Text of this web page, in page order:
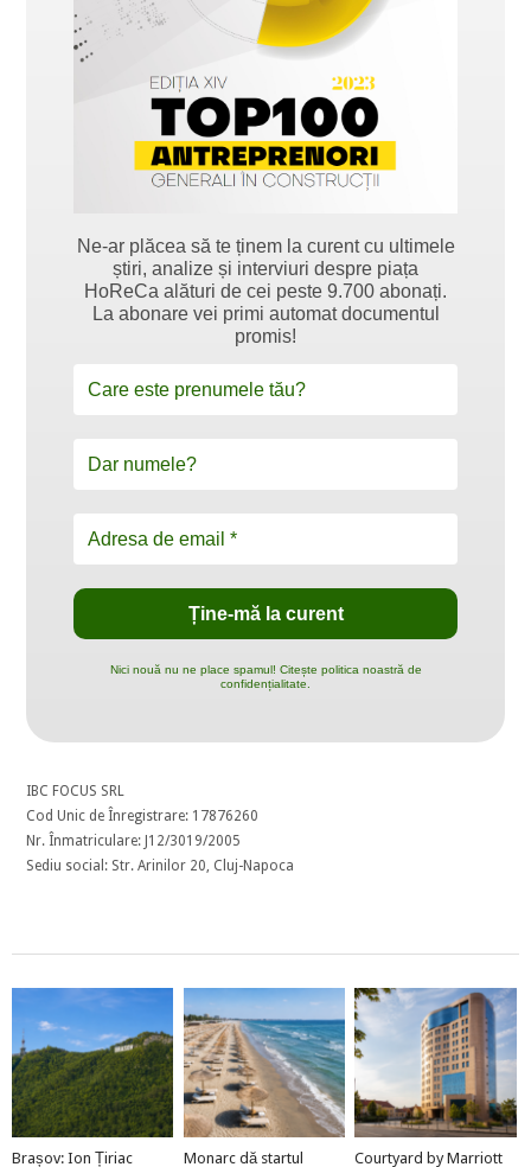
Ne-ar plăcea să te ținem la curent cu ultimele
știri, analize și interviuri despre piața
HoReCa alături de cei peste 9.700 abonați.
La abonare vei primi automat documentul
promis!
Nici nouă nu ne place spamul! Citește politica noastră de
confidențialitate.
IBC FOCUS SRL
Cod Unic de Înregistrare: 17876260
Nr. Înmatriculare: J12/3019/2005
Sediu social: Str. Arinilor 20, Cluj-Napoca
Brașov: Ion Țiriac Monarc dă startul Courtyard by Marriott